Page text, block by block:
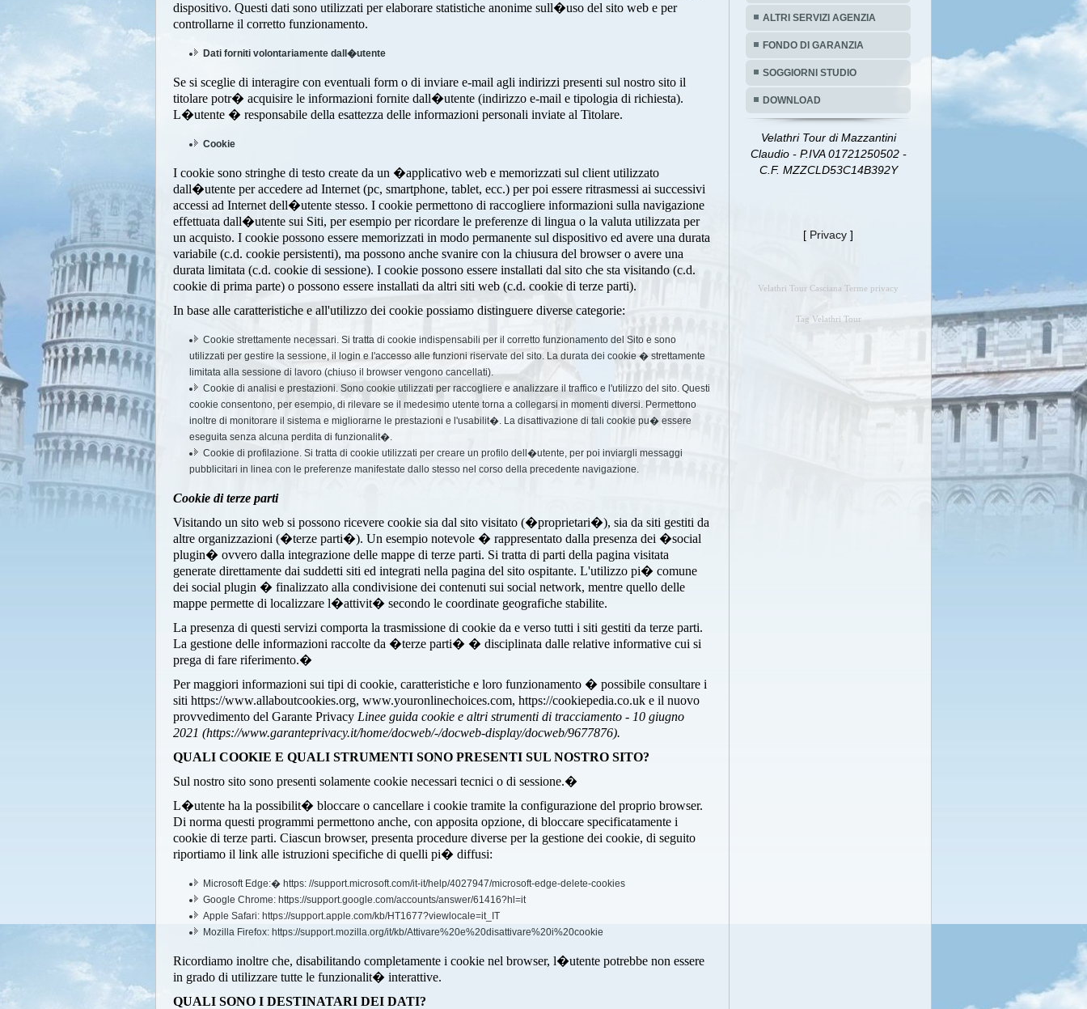
dispositivo. Questi dati sono utilizzati per elaborare statistiche anonime sull�uso del sito web e per
controllarne il corretto funzionamento.
Dati forniti volontariamente dall�utente
Se si sceglie di interagire con eventuali form o di inviare e-mail agli indirizzi presenti sul nostro sito il
titolare potr� acquisire le informazioni fornite dall�utente (indirizzo e-mail e tipologia di richiesta).
L�utente � responsabile della esattezza delle informazioni personali inviate al Titolare.
Cookie
I cookie sono stringhe di testo create da un �applicativo web e memorizzati sul client utilizzato
dall�utente per accedere ad Internet (pc, smartphone, tablet, ecc.) per poi essere ritrasmessi ai successivi
accessi ad Internet dell�utente stesso. I cookie permettono di raccogliere informazioni sulla navigazione
effettuata dall�utente sui Siti, per esempio per ricordare le preferenze di lingua o la valuta utilizzata per
un acquisto. I cookie possono essere memorizzati in modo permanente sul dispositivo ed avere una durata
variabile (c.d. cookie persistenti), ma possono anche svanire con la chiusura del browser o avere una
durata limitata (c.d. cookie di sessione). I cookie possono essere installati dal sito che sta visitando (c.d.
cookie di prima parte) o possono essere installati da altri siti web (c.d. cookie di terze parti).
In base alle caratteristiche e all'utilizzo dei cookie possiamo distinguere diverse categorie:
Cookie strettamente necessari. Si tratta di cookie indispensabili per il corretto funzionamento del Sito e sono
utilizzati per gestire la sessione, il login e l'accesso alle funzioni riservate del sito. La durata dei cookie � strettamente
limitata alla sessione di lavoro (chiuso il browser vengono cancellati).
Cookie di analisi e prestazioni. Sono cookie utilizzati per raccogliere e analizzare il traffico e l'utilizzo del sito. Questi
cookie consentono, per esempio, di rilevare se il medesimo utente torna a collegarsi in momenti diversi. Permettono
inoltre di monitorare il sistema e migliorarne le prestazioni e l'usabilit�. La disattivazione di tali cookie pu� essere
eseguita senza alcuna perdita di funzionalit�.
Cookie di profilazione. Si tratta di cookie utilizzati per creare un profilo dell�utente, per poi inviargli messaggi
pubblicitari in linea con le preferenze manifestate dallo stesso nel corso della precedente navigazione.
Cookie di terze parti
Visitando un sito web si possono ricevere cookie sia dal sito visitato (�proprietari�), sia da siti gestiti da
altre organizzazioni (�terze parti�). Un esempio notevole � rappresentato dalla presenza dei �social
plugin� ovvero dalla integrazione delle mappe di terze parti. Si tratta di parti della pagina visitata
generate direttamente dai suddetti siti ed integrati nella pagina del sito ospitante. L'utilizzo pi� comune
dei social plugin � finalizzato alla condivisione dei contenuti sui social network, mentre quello delle
mappe permette di localizzare l�attivit� secondo le coordinate geografiche stabilite.
La presenza di questi servizi comporta la trasmissione di cookie da e verso tutti i siti gestiti da terze parti.
La gestione delle informazioni raccolte da �terze parti� � disciplinata dalle relative informative cui si
prega di fare riferimento.�
Per maggiori informazioni sui tipi di cookie, caratteristiche e loro funzionamento � possibile consultare i
siti https://www.allaboutcookies.org, www.youronlinechoices.com, https://cookiepedia.co.uk e il nuovo
provvedimento del Garante Privacy Linee guida cookie e altri strumenti di tracciamento - 10 giugno
2021 (https://www.garanteprivacy.it/home/docweb/-/docweb-display/docweb/9677876).
QUALI COOKIE E QUALI STRUMENTI SONO PRESENTI SUL NOSTRO SITO?
Sul nostro sito sono presenti solamente cookie necessari tecnici o di sessione.�
L�utente ha la possibilit� bloccare o cancellare i cookie tramite la configurazione del proprio browser.
Di norma questi programmi permettono anche, con apposita opzione, di bloccare specificatamente i
cookie di terze parti. Ciascun browser, presenta procedure diverse per la gestione dei cookie, di seguito
riportiamo il link alle istruzioni specifiche di quelli pi� diffusi:
Microsoft Edge:� https: //support.microsoft.com/it-it/help/4027947/microsoft-edge-delete-cookies
Google Chrome: https://support.google.com/accounts/answer/61416?hl=it
Apple Safari: https://support.apple.com/kb/HT1677?viewlocale=it_IT
Mozilla Firefox: https://support.mozilla.org/it/kb/Attivare%20e%20disattivare%20i%20cookie
Ricordiamo inoltre che, disabilitando completamente i cookie nel browser, l�utente potrebbe non essere
in grado di utilizzare tutte le funzionalit� interattive.
QUALI SONO I DESTINATARI DEI DATI?
ALTRI SERVIZI AGENZIA
FONDO DI GARANZIA
SOGGIORNI STUDIO
DOWNLOAD
Velathri Tour di Mazzantini
Claudio - P.IVA 01721250502 -
C.F. MZZCLD53C14B392Y
[ Privacy ]
Velathri Tour Casciana Terme privacy
Tag Velathri Tour